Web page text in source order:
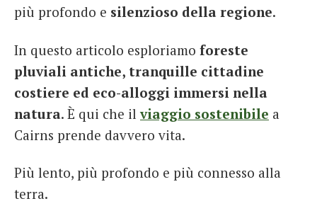
più profondo e silenzioso della regione.
In questo articolo esploriamo foreste
pluviali antiche, tranquille cittadine
costiere ed eco-alloggi immersi nella
natura. È qui che ilviaggio sostenibile a
Cairns prende davvero vita.
Più lento, più profondo e più connesso alla
terra.